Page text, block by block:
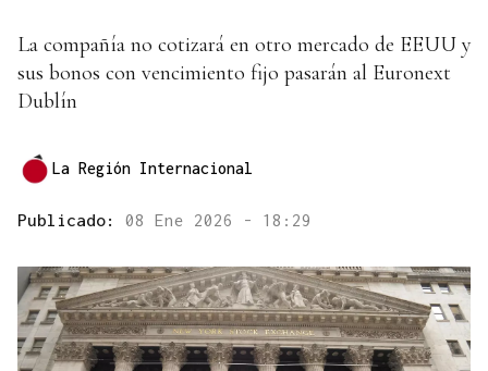
La compañía no cotizará en otro mercado de EEUU y
sus bonos con vencimiento fijo pasarán al Euronext
Dublín
La Región Internacional
Publicado: 08 Ene 2026 - 18:29